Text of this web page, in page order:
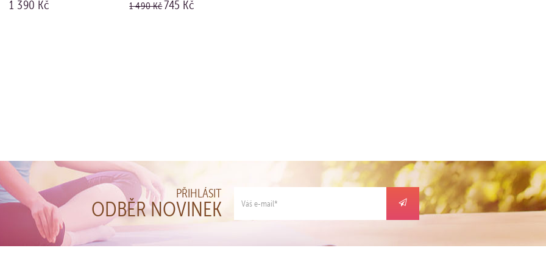
(Ag 925/1000)
1 390 Kč 1 490 Kč745 Kč
PŘIHLÁSIT
ODBĚR NOVINEK